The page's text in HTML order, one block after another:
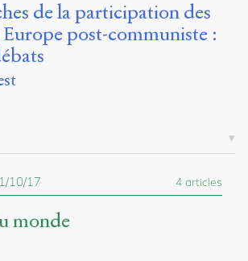
de la participation des
Europe post-communiste :
10/17 4 articles
monde